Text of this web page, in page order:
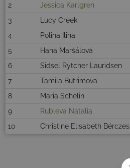
2
Jessica Karlgren
3
Lucy Creek
4
Polina Ilina
5
Hana Maršálová
6
Sidsel Rytcher Lauridsen
7
Tamila Butrimova
8
Maria Schelin
9
Rubleva Natalia
10
Christine Elisabeth Bérczes